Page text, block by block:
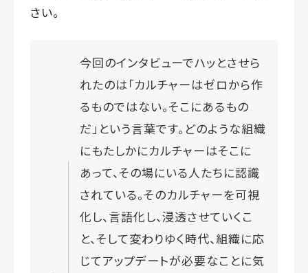
さい。
今回のインタビューでハッとさせら
れたのは「カルチャーはゼロから作
るものではない。そこにあるもの
だ」という言葉です。どのような組織
にもたしかにカルチャーはそこに
あって、その場にいる人たちに認識
されている。そのカルチャーを可視
化し、言語化し、浸透させていくこ
と、そして変わりゆく時代、組織に応
じてアップデートが必要なことに気